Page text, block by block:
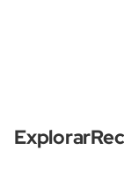
Explorar